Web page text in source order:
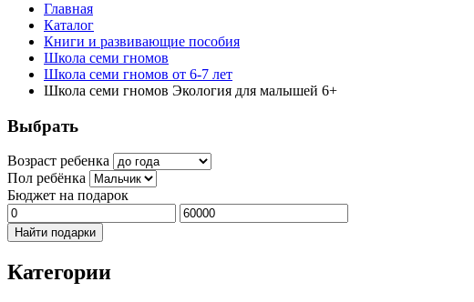
Главная
Каталог
Книги и развивающие пособия
Школа семи гномов
Школа семи гномов от 6-7 лет
Школа семи гномов Экология для малышей 6+
Выбрать
Возраст ребенка
Пол ребёнка
Бюджет на подарок
Найти подарки
Категории